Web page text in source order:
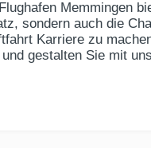
Memmingen
sondern auch die
Karriere zu
gestalten Sie mit